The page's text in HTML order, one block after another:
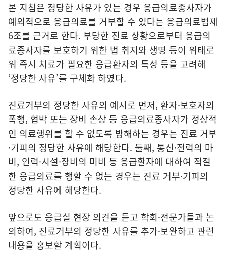
본 지침은 정당한 사유가 있는 경우 응급의료종사자가
예외적으로 응급의료를 거부할 수 있다는 응급의료법제
6조를 근거로 한다. 부당한 진료 상황으로부터 응급의
료종사자를 보호하기 위한 법 취지와 생명 등이 위태로
워 즉시 치료가 필요한 응급환자의 특성 등을 고려해
‘정당한 사유’를 구체화 하였다.
진료거부의 정당한 사유의 예시로 먼저, 환자·보호자의
폭행, 협박 또는 장비 손상 등 응급의료종사자가 정상적
인 의료행위를 할 수 없도록 방해하는 경우는 진료 거부
·기피의 정당한 사유에 해당한다. 둘째, 통신·전력의 마
비, 인력·시설·장비의 미비 등 응급환자에 대하여 적절
한 응급의료를 행할 수 없는 경우는 진료 거부·기피의
정당한 사유에 해당한다.
앞으로도 응급실 현장 의견을 듣고 학회·전문가들과 논
의하여, 진료거부의 정당한 사유를 추가·보완하고 관련
내용을 홍보할 계획이다.